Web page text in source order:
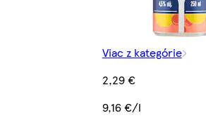
Viac z kategórie
2,29 €
9,16 €/l